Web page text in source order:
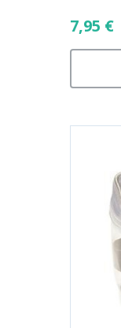
7,95 €